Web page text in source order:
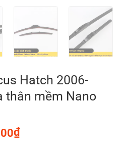
Hatch 2006-
thân mềm Nano
₫Current